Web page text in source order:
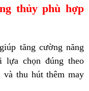
thủy phù hợp
tăng cường năng
chọn đúng theo
và thu hút thêm may